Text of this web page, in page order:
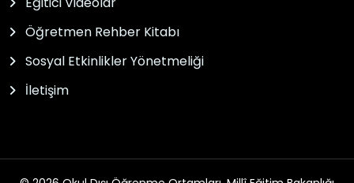
Öğretmen Rehber Kitabı
Sosyal Etkinlikler Yönetmeliği
İletişim